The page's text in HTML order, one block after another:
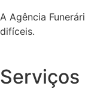
A Agência
difíceis.
Serviços